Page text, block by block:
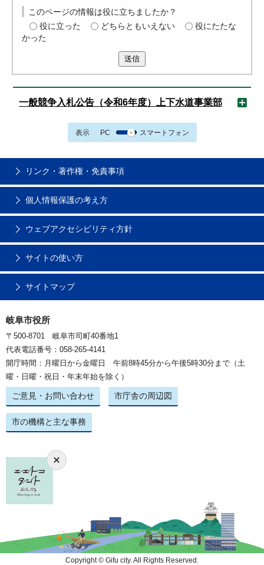
このページの情報は役に立ちましたか？
役に立った
どちらともいえない
役にたたな
かった
送信
一般競争入札公告（令和6年度）上下水道事業部
表示 PC スマートフォン
リンク・著作権・免責事項
個人情報保護の考え方
ウェブアクセシビリティ方針
サイトの使い方
サイトマップ
岐阜市役所
〒500-8701 岐阜市司町40番地1
代表電話番号：058-265-4141
開庁時間：月曜日から金曜日 午前8時45分から午後5時30分まで（土
曜・日曜・祝日・年末年始を除く）
ご意見・お問い合わせ 市庁舎の周辺図
市の機構と主な事務
Copyright © Gifu city. All Rights Reserved.